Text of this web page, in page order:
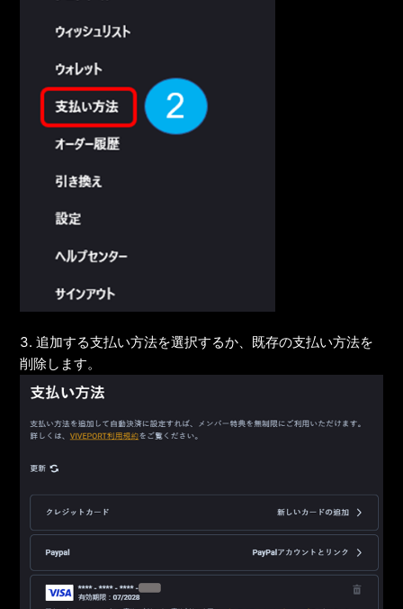
3. 追加する支払い方法を選択するか、既存の支払い方法を
削除します。